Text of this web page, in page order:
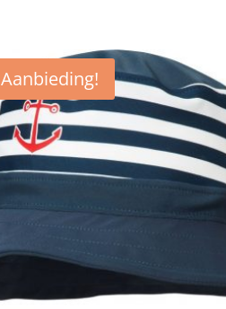
Aanbieding!